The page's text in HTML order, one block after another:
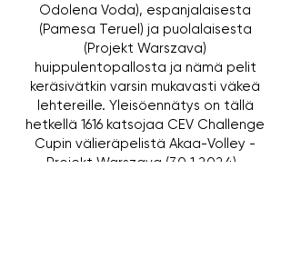
Odolena Voda), espanjalaisesta
(Pamesa Teruel) ja puolalaisesta
(Projekt Warszava)
huippulentopallosta ja nämä pelit
keräsivätkin varsin mukavasti väkeä
lehtereille. Yleisöennätys on tällä
hetkellä 1616 katsojaa CEV Challenge
Cupin välieräpelistä Akaa-Volley -
Projekt Warszava (30.1.2024)